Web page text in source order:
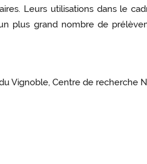
Leurs utilisations dans le
plus grand nombre de
Vignoble, Centre de recherche